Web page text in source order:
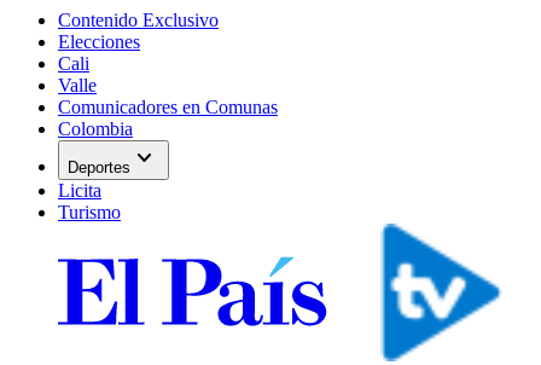
Contenido Exclusivo
Elecciones
Cali
Valle
Comunicadores en Comunas
Colombia
Deportes expand_more
Licita
Turismo